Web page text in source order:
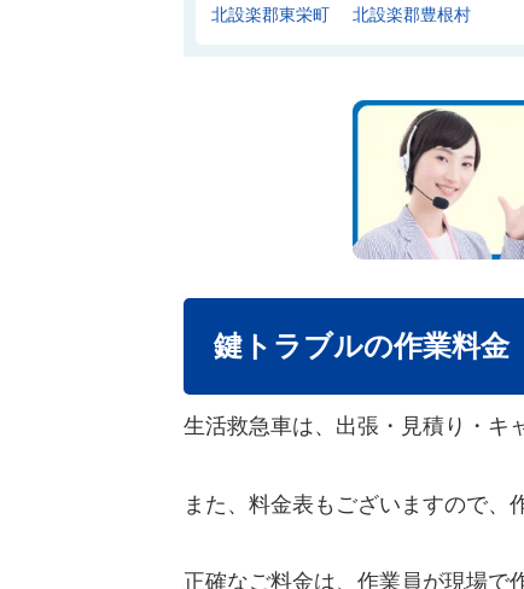
北設楽郡東栄町
北設楽郡豊根村
鍵トラブルの作業料金
生活救急車は、出張・見積り・キ
また、料金表もございますので、
正確なご料金は、作業員が現場で